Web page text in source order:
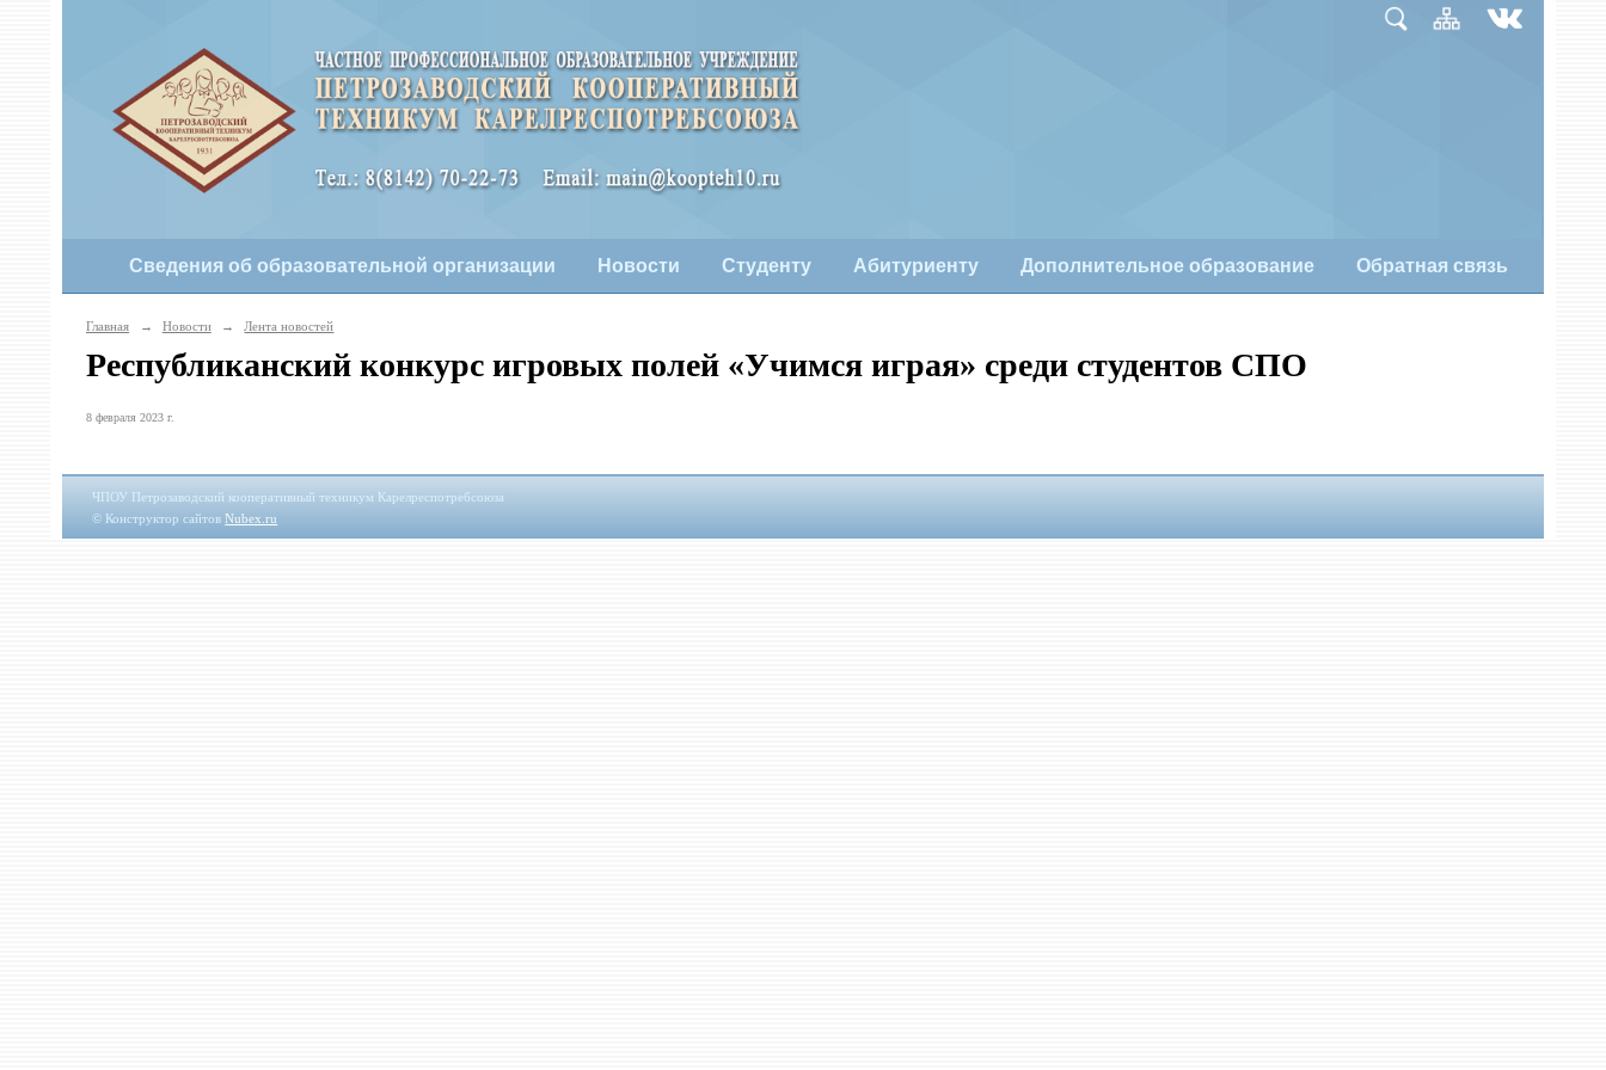
Сведения об образовательной организации Новости Студенту Абитуриенту Дополнительное образование Обратная связь
Главная → Новости → Лента новостей
Республиканский конкурс игровых полей «Учимся играя» среди студентов СПО
8 февраля 2023 г.
ЧПОУ Петрозаводский кооперативный техникум Карелреспотребсоюза
© Конструктор сайтовNubex.ru